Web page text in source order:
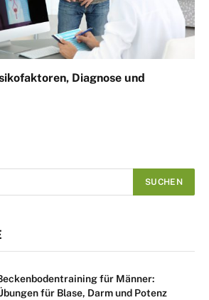
Diagnose und
für Männer:
für Blase, Darm und Potenz